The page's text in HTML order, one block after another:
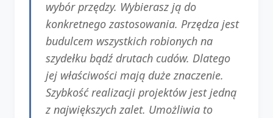
wybór przędzy. Wybierasz ją do
konkretnego zastosowania. Przędza jest
budulcem wszystkich robionych na
szydełku bądź drutach cudów. Dlatego
jej właściwości mają duże znaczenie.
Szybkość realizacji projektów jest jedną
z największych zalet. Umożliwia to